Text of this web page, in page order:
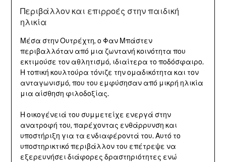
Περιβάλλον και επιρροές στην παιδική
ηλικία
Μέσα στην Ουτρέχτη, ο Φαν Μπάστεν
περιβαλλόταν από μια ζωντανή κοινότητα που
εκτιμούσε τον αθλητισμό, ιδιαίτερα το ποδόσφαιρο.
Η τοπική κουλτούρα τόνιζε την ομαδικότητα και τον
ανταγωνισμό, που του εμφύσησαν από μικρή ηλικία
μια αίσθηση φιλοδοξίας.
Η οικογένειά του συμμετείχε ενεργά στην
ανατροφή του, παρέχοντας ενθάρρυνση και
υποστήριξη για τα ενδιαφέροντά του. Αυτό το
υποστηρικτικό περιβάλλον του επέτρεψε να
εξερευνήσει διάφορες δραστηριότητες ενώ